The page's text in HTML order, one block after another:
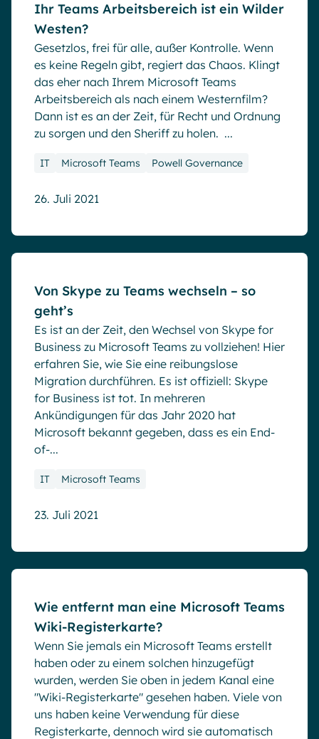
Ihr Teams Arbeitsbereich ist ein Wilder
Westen?
Gesetzlos, frei für alle, außer Kontrolle. Wenn
es keine Regeln gibt, regiert das Chaos. Klingt
das eher nach Ihrem Microsoft Teams
Arbeitsbereich als nach einem Westernfilm?
Dann ist es an der Zeit, für Recht und Ordnung
zu sorgen und den Sheriff zu holen. ...
IT Microsoft Teams Powell Governance
26. Juli 2021
Von Skype zu Teams wechseln – so
geht’s
Es ist an der Zeit, den Wechsel von Skype for
Business zu Microsoft Teams zu vollziehen! Hier
erfahren Sie, wie Sie eine reibungslose
Migration durchführen. Es ist offiziell: Skype
for Business ist tot. In mehreren
Ankündigungen für das Jahr 2020 hat
Microsoft bekannt gegeben, dass es ein End-
of-...
IT Microsoft Teams
23. Juli 2021
Wie entfernt man eine Microsoft Teams
Wiki-Registerkarte?
Wenn Sie jemals ein Microsoft Teams erstellt
haben oder zu einem solchen hinzugefügt
wurden, werden Sie oben in jedem Kanal eine
"Wiki-Registerkarte" gesehen haben. Viele von
uns haben keine Verwendung für diese
Registerkarte, dennoch wird sie automatisch